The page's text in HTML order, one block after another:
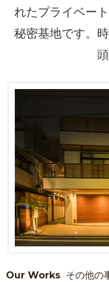
れたプライベー
秘密基地です。
Our Works その他の